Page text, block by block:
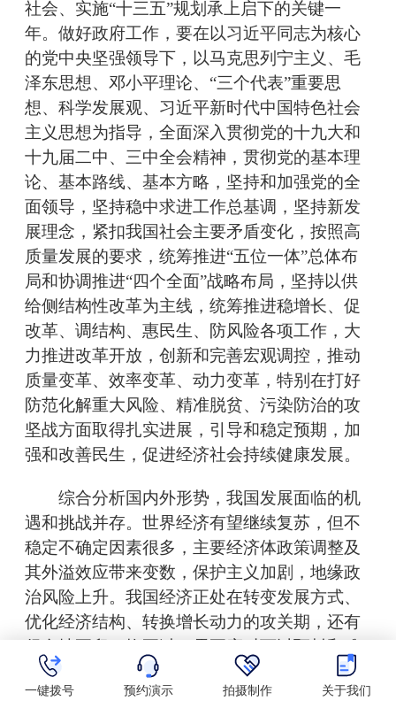
社会、实施“十三五”规划承上启下的关键一
年。做好政府工作，要在以习近平同志为核心
的党中央坚强领导下，以马克思列宁主义、毛
泽东思想、邓小平理论、“三个代表”重要思
想、科学发展观、习近平新时代中国特色社会
主义思想为指导，全面深入贯彻党的十九大和
十九届二中、三中全会精神，贯彻党的基本理
论、基本路线、基本方略，坚持和加强党的全
面领导，坚持稳中求进工作总基调，坚持新发
展理念，紧扣我国社会主要矛盾变化，按照高
质量发展的要求，统筹推进“五位一体”总体布
局和协调推进“四个全面”战略布局，坚持以供
给侧结构性改革为主线，统筹推进稳增长、促
改革、调结构、惠民生、防风险各项工作，大
力推进改革开放，创新和完善宏观调控，推动
质量变革、效率变革、动力变革，特别在打好
防范化解重大风险、精准脱贫、污染防治的攻
坚战方面取得扎实进展，引导和稳定预期，加
强和改善民生，促进经济社会持续健康发展。
综合分析国内外形势，我国发展面临的机
遇和挑战并存。世界经济有望继续复苏，但不
稳定不确定因素很多，主要经济体政策调整及
其外溢效应带来变数，保护主义加剧，地缘政
治风险上升。我国经济正处在转变发展方式、
优化经济结构、转换增长动力的攻关期，还有
以预料的风险挑战。实践表明，中国的发展成
就从来都是在攻坚克难中取得的。当前我国物
一键拨号 预约演示 拍摄制作 关于我们